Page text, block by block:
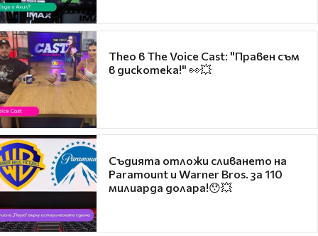
Theo в The Voice Cast: "Правен съм
в дискотека!" 👀💥
Съдията отложи сливането на
Paramount и Warner Bros. за 110
милиарда долара!😯💥